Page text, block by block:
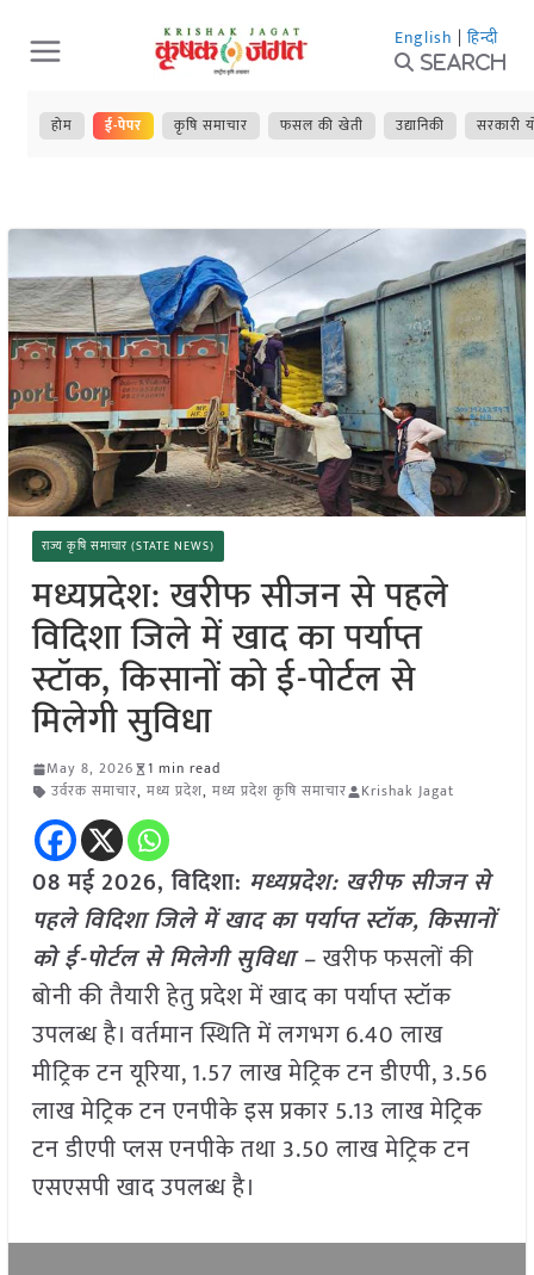
Skip
to
content
English | हिन्दी
Search
होम ई-पेपर कृषि समाचार फसल की खेती उद्यानिकी सरकारी
राज्य कृषि समाचार (STATE NEWS)
मध्यप्रदेश: खरीफ सीजन से पहले
विदिशा जिले में खाद का पर्याप्त
स्टॉक, किसानों को ई-पोर्टल से
मिलेगी सुविधा
May 8, 2026
1 min read
उर्वरक समाचार, मध्य प्रदेश, मध्य प्रदेश कृषि समाचार Krishak Jagat
08 मई2026, विदिशा: मध्यप्रदेश: खरीफ सीजन से
पहले विदिशा जिले में खाद का पर्याप्त स्टॉक, किसानों
को ई-पोर्टल से मिलेगी सुविधा –खरीफ फसलों की
बोनी की तैयारी हेतु प्रदेश में खाद का पर्याप्त स्टॉक
उपलब्ध है। वर्तमान स्थिति में लगभग 6.40 लाख
मीट्रिक टन यूरिया, 1.57 लाख मेट्रिक टन डीएपी, 3.56
लाख मेट्रिक टन एनपीके इस प्रकार 5.13 लाख मेट्रिक
टन डीएपी प्लस एनपीके तथा 3.50 लाख मेट्रिक टन
एसएसपी खाद उपलब्ध है।